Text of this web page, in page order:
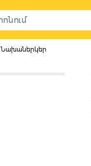
Նախաներկեր